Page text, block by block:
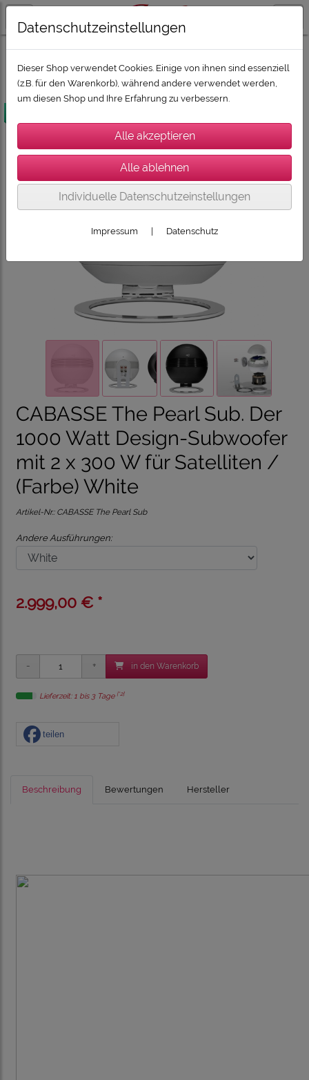
SONORO, SONOS, DEVIALET, CABASSE CABASSE: THE PEARL
CABASSE The Pearl Sub. Der
1000 Watt Design-Subwoofer
mit 2 x 300 W für Satelliten /
(Farbe) White
Artikel-Nr.: CABASSE The Pearl Sub
Andere Ausführungen:
2.999,00 € *
in den Warenkorb
Lieferzeit: 1 bis 3 Tage [*2]
teilen
Beschreibung Bewertungen Hersteller
Datenschutzeinstellungen
Dieser Shop verwendet Cookies. Einige von ihnen sind essenziell
(z.B. für den Warenkorb), während andere verwendet werden,
um diesen Shop und Ihre Erfahrung zu verbessern.
Individuelle Datenschutzeinstellungen
Impressum Datenschutz